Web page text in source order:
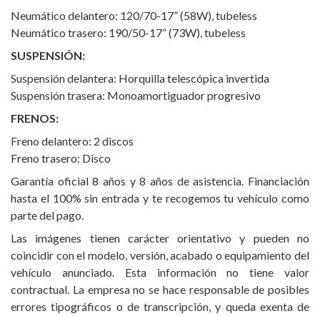
Neumático delantero: 120/70-17” (58W), tubeless
Neumático trasero: 190/50-17” (73W), tubeless
SUSPENSIÓN:
Suspensión delantera: Horquilla telescópica invertida
Suspensión trasera: Monoamortiguador progresivo
FRENOS:
Freno delantero: 2 discos
Freno trasero: Disco
Garantía oficial 8 años y 8 años de asistencia. Financiación
hasta el 100% sin entrada y te recogemos tu vehículo como
parte del pago.
Las imágenes tienen carácter orientativo y pueden no
coincidir con el modelo, versión, acabado o equipamiento del
vehículo anunciado. Esta información no tiene valor
contractual. La empresa no se hace responsable de posibles
errores tipográficos o de transcripción, y queda exenta de